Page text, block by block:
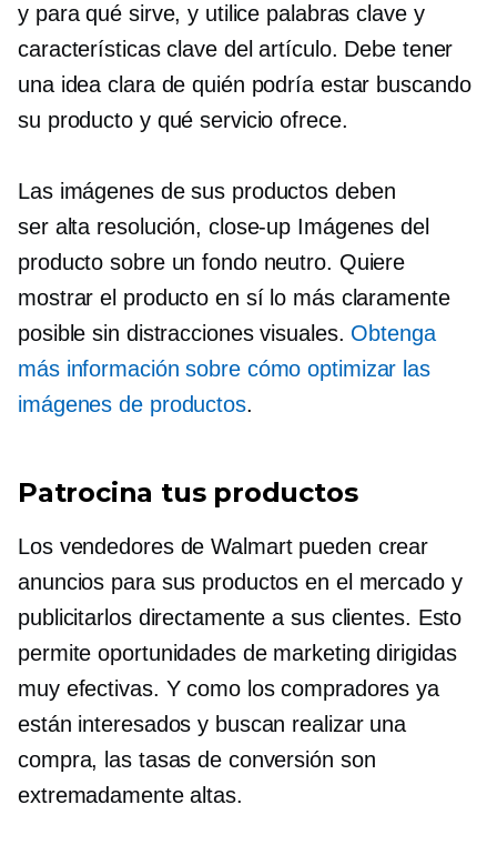
y para qué sirve, y utilice palabras clave y
características clave del artículo. Debe tener
una idea clara de quién podría estar buscando
su producto y qué servicio ofrece.
Las imágenes de sus productos deben
ser alta resolución, close-up Imágenes del
producto sobre un fondo neutro. Quiere
mostrar el producto en sí lo más claramente
posible sin distracciones visuales. Obtenga
más información sobre cómo optimizar las
imágenes de productos.
Patrocina tus productos
Los vendedores de Walmart pueden crear
anuncios para sus productos en el mercado y
publicitarlos directamente a sus clientes. Esto
permite oportunidades de marketing dirigidas
muy efectivas. Y como los compradores ya
están interesados ​​y buscan realizar una
compra, las tasas de conversión son
extremadamente altas.